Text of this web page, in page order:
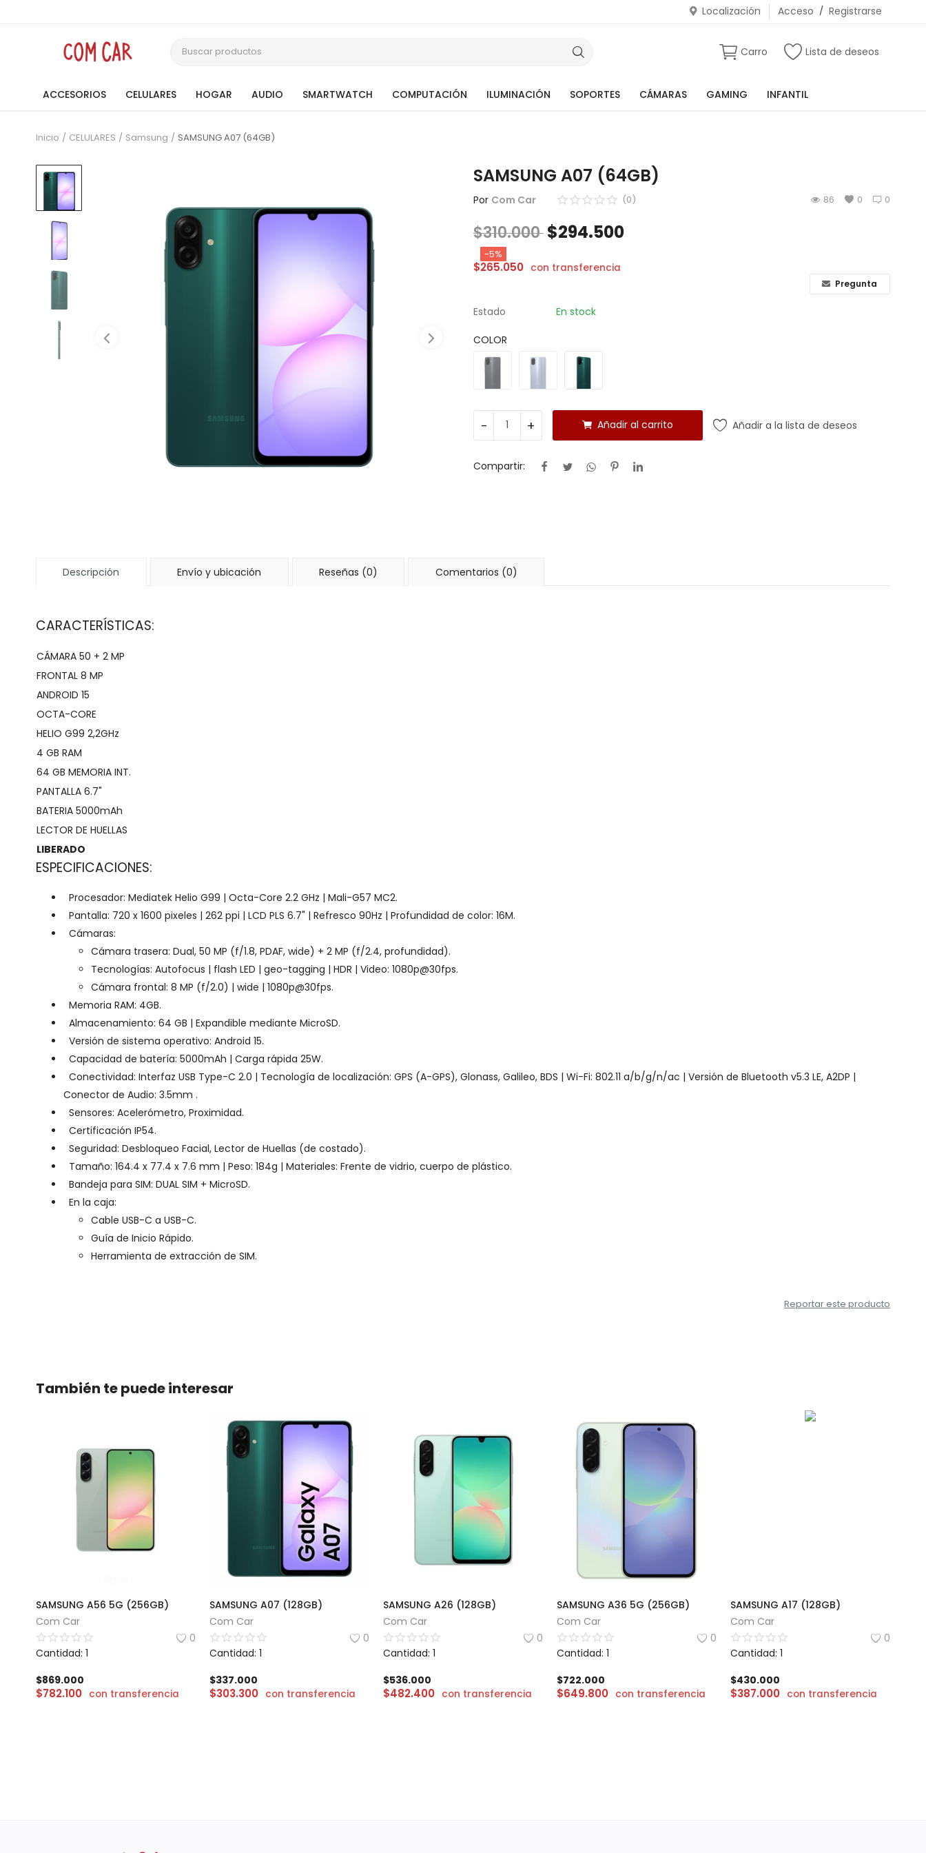
Localización Acceso / Registrarse
Carro Lista de deseos
ACCESORIOS CELULARES HOGAR AUDIO SMARTWATCH COMPUTACIÓN ILUMINACIÓN SOPORTES CÁMARAS GAMING INFANTIL
Inicio CELULARES Samsung SAMSUNG A07 (64GB)
SAMSUNG A07 (64GB)
Por Com Car 0
(0) 0
86
$310.000$294.500
-5%
$265.050 con transferencia
Pregunta
Estado En stock
COLOR
- + Añadir al carrito Añadir a la lista de deseos
Compartir:
Descripción Envío y ubicación Reseñas (0) Comentarios (0)
CARACTERÍSTICAS:
CÁMARA 50 + 2 MP
FRONTAL 8 MP
ANDROID 15
OCTA-CORE
HELIO G99 2,2GHz
4 GB RAM
64 GB MEMORIA INT.
PANTALLA 6.7"
BATERIA 5000mAh
LECTOR DE HUELLAS
LIBERADO
ESPECIFICACIONES:
Procesador: Mediatek Helio G99 | Octa-Core 2.2 GHz | Mali-G57 MC2.
Pantalla: 720 x 1600 pixeles | 262 ppi | LCD PLS 6.7" | Refresco 90Hz | Profundidad de color: 16M.
Cámaras:
Cámara trasera: Dual, 50 MP (f/1.8, PDAF, wide) + 2 MP (f/2.4, profundidad).
Tecnologías: Autofocus | flash LED | geo-tagging | HDR | Video: 1080p@30fps.
Cámara frontal: 8 MP (f/2.0) | wide | 1080p@30fps.
Memoria RAM: 4GB.
Almacenamiento: 64 GB | Expandible mediante MicroSD.
Versión de sistema operativo: Android 15.
Capacidad de batería: 5000mAh | Carga rápida 25W.
Conectividad: Interfaz USB Type-C 2.0 | Tecnología de localización: GPS (A-GPS), Glonass, Galileo, BDS | Wi-Fi: 802.11 a/b/g/n/ac | Versión de Bluetooth v5.3 LE, A2DP |
Conector de Audio: 3.5mm .
Sensores: Acelerómetro, Proximidad.
Certificación IP54.
Seguridad: Desbloqueo Facial, Lector de Huellas (de costado).
Tamaño: 164.4 x 77.4 x 7.6 mm | Peso: 184g | Materiales: Frente de vidrio, cuerpo de plástico.
Bandeja para SIM: DUAL SIM + MicroSD.
En la caja:
Cable USB-C a USB-C.
Guía de Inicio Rápido.
Herramienta de extracción de SIM.
Reportar este producto
También te puede interesar
SAMSUNG A56 5G (256GB)
Com Car
0
Cantidad: 1
$869.000
$782.100 con transferencia
SAMSUNG A07 (128GB)
Com Car
0
Cantidad: 1
$337.000
$303.300 con transferencia
SAMSUNG A26 (128GB)
Com Car
0
Cantidad: 1
$536.000
$482.400 con transferencia
SAMSUNG A36 5G (256GB)
Com Car
0
Cantidad: 1
$722.000
$649.800 con transferencia
SAMSUNG A17 (128GB)
Com Car
0
Cantidad: 1
$430.000
$387.000 con transferencia